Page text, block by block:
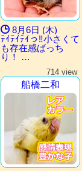
8月6日 (木)
ﾃｲﾃｲﾃｲっ‼︎小さくて
も存在感ばっち
り！ …
714 view
船橋二和